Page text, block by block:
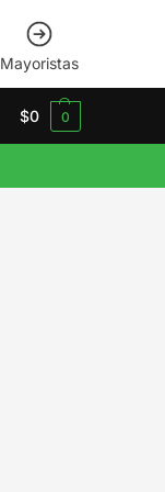
Mayoristas
$0 0